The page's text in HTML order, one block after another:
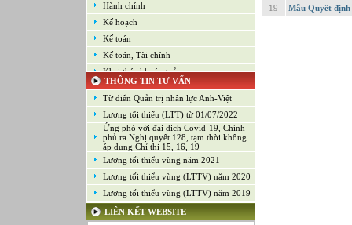
Hành chính
Kế hoạch
Kế toán
Kế toán, Tài chính
Khai thác khoáng sản
Kiểm soát chất lượng (Game)
Kinh doanh
Kỹ thuật ứng dụng
Lập trình
Lập trình Game
Luật
Môi giới chứng khoán
Mỹ thuật công nghiệp
Nghiên cứu và Phát triển
THÔNG TIN TƯ VẤN
Từ điển Quản trị nhân lực Anh-Việt
Lương tối thiểu (LTT) từ 01/07/2022
Ứng phó với đại dịch Covid-19, Chính
phủ ra Nghị quyết 128, tạm thời không
áp dụng Chỉ thị 15, 16, 19
Lương tối thiểu vùng năm 2021
Lương tối thiểu vùng (LTTV) năm 2020
Lương tối thiểu vùng (LTTV) năm 2019
LIÊN KẾT WEBSITE
19
Mẫu Quyết định